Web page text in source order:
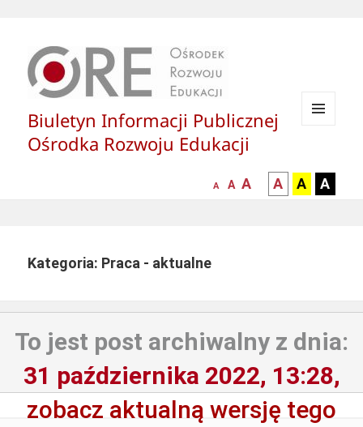
Biuletyn Informacji Publicznej
Ośrodka Rozwoju Edukacji
mniejsza
A
normalna
A
większa-
czcionka
A
kontrast
czarny
A
kontrast
czarny
A
żółty
A
Kategoria: Praca - aktualne
To jest post archiwalny z dnia:
31 października 2022, 13:28,
zobacz aktualną wersję tego